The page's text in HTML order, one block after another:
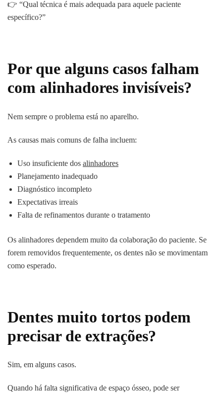
👉 “Qual técnica é mais adequada para aquele paciente
específico?”
Por que alguns casos falham
com alinhadores invisíveis?
Nem sempre o problema está no aparelho.
As causas mais comuns de falha incluem:
Uso insuficiente dos alinhadores
Planejamento inadequado
Diagnóstico incompleto
Expectativas irreais
Falta de refinamentos durante o tratamento
Os alinhadores dependem muito da colaboração do paciente. Se
forem removidos frequentemente, os dentes não se movimentam
como esperado.
Dentes muito tortos podem
precisar de extrações?
Sim, em alguns casos.
Quando há falta significativa de espaço ósseo, pode ser